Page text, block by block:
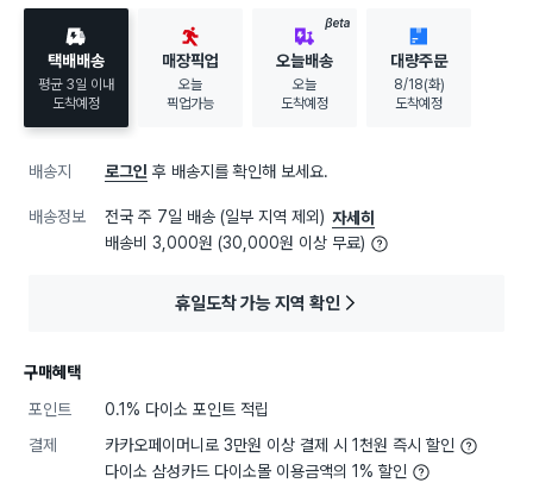
택배배송
평균 3일 이내
도착예정
매장픽업
오늘
픽업가능
BETA
오늘배송
오늘
도착예정
대량주문
8/18(화)
도착예정
배송지 로그인 후 배송지를 확인해 보세요.
배송정보 전국 주 7일 배송 (일부 지역 제외) 자세히
배송비 3,000원 (30,000원 이상 무료)
휴일도착 가능 지역 확인
구매혜택
포인트
0.1% 다이소 포인트 적립
결제
카카오페이머니로 3만원 이상 결제 시 1천원 즉시 할인
다이소 삼성카드 다이소몰 이용금액의 1% 할인